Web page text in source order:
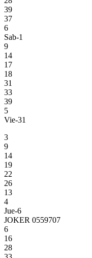
39
37
6
Sab-1
9
14
17
18
31
33
39
5
Vie-31
3
9
14
19
22
26
13
4
Jue-6
JOKER 0559707
6
16
28